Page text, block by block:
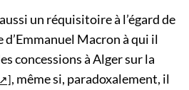
un réquisitoire à l’égard de
Macron à qui il
concessions à Alger sur la
, même si, paradoxalement, il